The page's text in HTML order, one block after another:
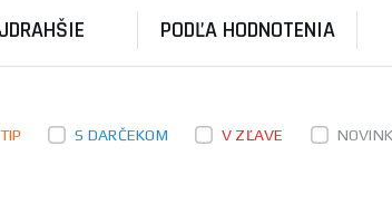
PODĽA HODNOTENIA
S DARČEKOM V ZĽAVE